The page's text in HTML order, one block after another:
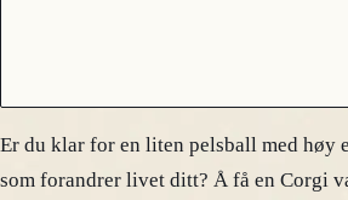
Er du klar for en liten pelsball med høy
som forandrer livet ditt? Å få en Corgi